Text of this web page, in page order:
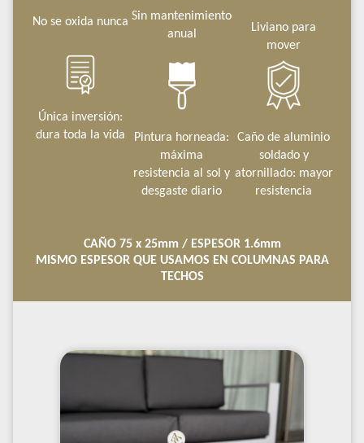
No se oxida nunca Sin mantenimiento
anual
Liviano para
mover
Única inversión:
dura toda la vida
Pintura horneada:
máxima
resistencia al sol y
desgaste diario
Caño de aluminio
soldado y
atornillado: mayor
resistencia
CAÑO 75 x 25mm / ESPESOR 1.6mm
MISMO ESPESOR QUE USAMOS EN COLUMNAS PARA
TECHOS
Su diseño moderno y colores neutros la hacen fácil de
integrar en looks urbanos.
MAYOR SUAVIDAD
El algodón peinado elimina fibras ásperas y
lo que la hace una alternativa más du
DE JUEGO COMEDORBENEFICIOS DE JUEGO
COMEDOR "ALMA"CUÁL ES MI TALLE?
BENEFICIOS DE JUEGO COMEDOR
"ALMA"BENEFICIOS DE JUEGO COMEDOR